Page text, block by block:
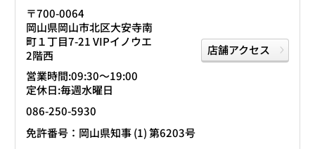
〒700-0064
岡山県岡山市北区大安寺南
町１丁目7-21 VIPイノウエ
2階西
店舗アクセス
営業時間:09:30〜19:00
定休日:毎週水曜日
086-250-5930
免許番号：岡山県知事 (1) 第6203号